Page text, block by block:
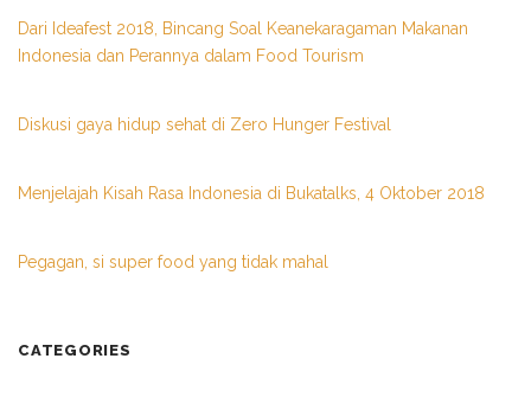
Dari Ideafest 2018, Bincang Soal Keanekaragaman Makanan
Indonesia dan Perannya dalam Food Tourism
Diskusi gaya hidup sehat di Zero Hunger Festival
Menjelajah Kisah Rasa Indonesia di Bukatalks, 4 Oktober 2018
Pegagan, si super food yang tidak mahal
CATEGORIES